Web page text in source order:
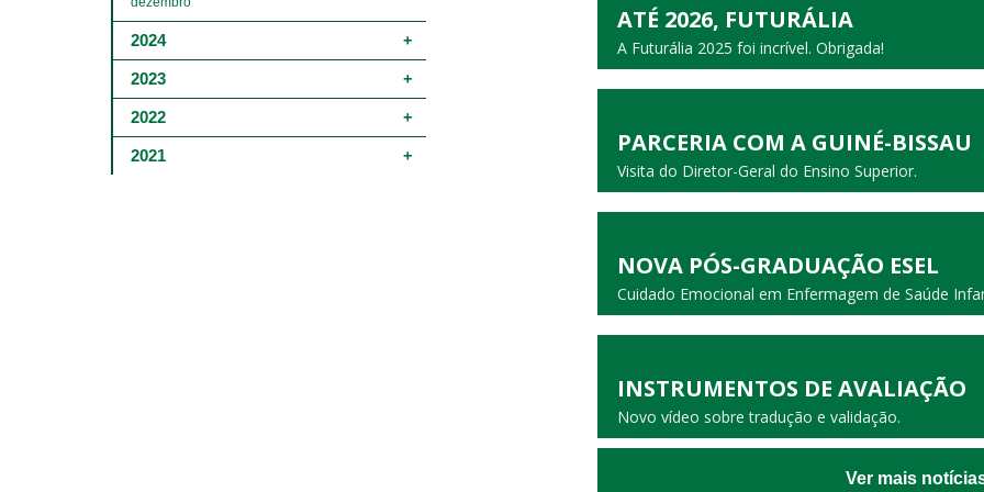
ATÉ 2026, FUTURÁLIA
A Futurália 2025 foi incrível. Obrigada!
PARCERIA COM A GUINÉ-BISSAU
Visita do Diretor-Geral do Ensino Superior.
NOVA PÓS-GRADUAÇÃO ESEL
Cuidado Emocional em Enfermagem de Saúde
INSTRUMENTOS DE AVALIAÇÃO
Novo vídeo sobre tradução e validação.
Ver mais
2024
2023
2022
2021